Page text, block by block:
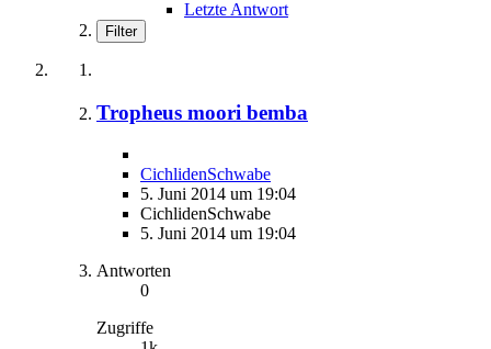
Letzte Antwort
Filter
Tropheus moori bemba
CichlidenSchwabe
5. Juni 2014 um 19:04
CichlidenSchwabe
5. Juni 2014 um 19:04
Antworten
0
Zugriffe